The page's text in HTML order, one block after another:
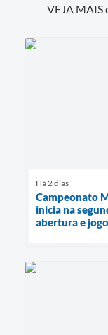
VEJA MAIS
Há 2 dias
Campeonato
inicia na
abertura e